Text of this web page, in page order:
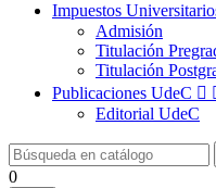
Impuestos
Admisión
Titulación
Titulación
Publicaciones UdeC 
Editorial UdeC
0